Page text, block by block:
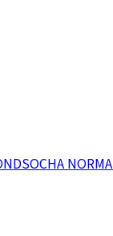
OCHA NORMA